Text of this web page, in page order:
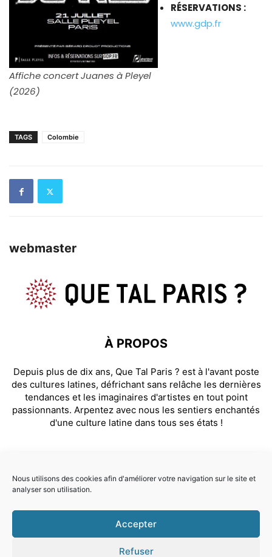
Affiche concert Juanes à Pleyel
(2026)
RÉSERVATIONS :
www.gdp.fr
TAGS Colombie
webmaster
À PROPOS
Depuis plus de dix ans, Que Tal Paris ? est à l'avant poste
des cultures latines, défrichant sans relâche les dernières
tendances et les imaginaires d'artistes en tout point
passionnants. Arpentez avec nous les sentiers enchantés
d'une culture latine dans tous ses états !
© Que Tal Paris ? 2026
Nous utilisons des cookies afin d'améliorer votre navigation sur le site et
analyser son utilisation.
Accepter
Refuser